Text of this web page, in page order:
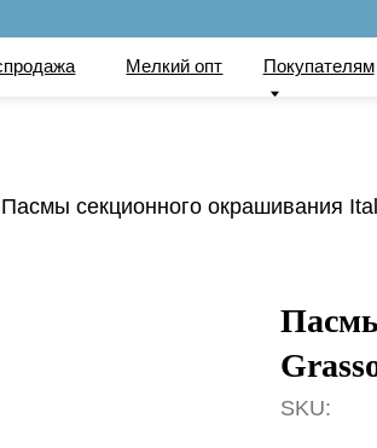
Покупателям Блог
Мелкий опт
Пасмы секционного окрашивания
SKU: